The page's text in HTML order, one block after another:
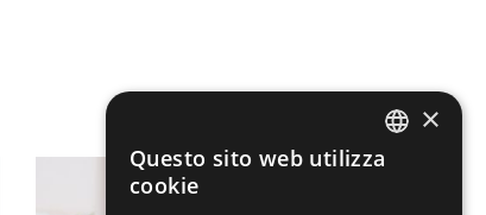
×
Questo sito web utilizza
cookie